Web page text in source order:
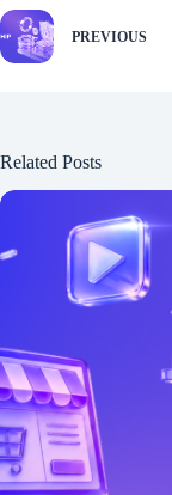
PREVIOUS
Related Posts